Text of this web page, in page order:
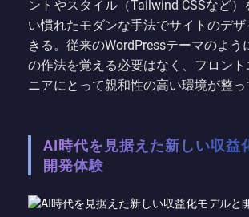
ントやスタイル（Tailwind CSSなど）
い慣れたモダンな手法でサイトのデ
きる。従来のWordPressテーマのよう
の作法を覚える必要はなく、フロン
ニアにとって親和性の高い環境が整っ
AI時代を見据えた新しい収益
開発体験